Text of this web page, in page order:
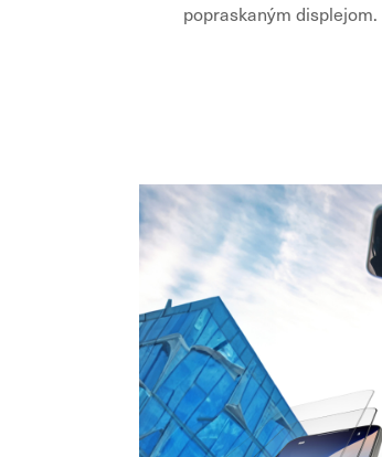
popraskaným displejom.